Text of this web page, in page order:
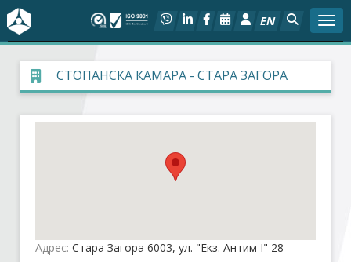
EN
За БСКСТОПАНСКА КАМАРА - СТАРА ЗАГОРА
Адрес: Стара Загора 6003, ул. "Екз. Антим І" 28